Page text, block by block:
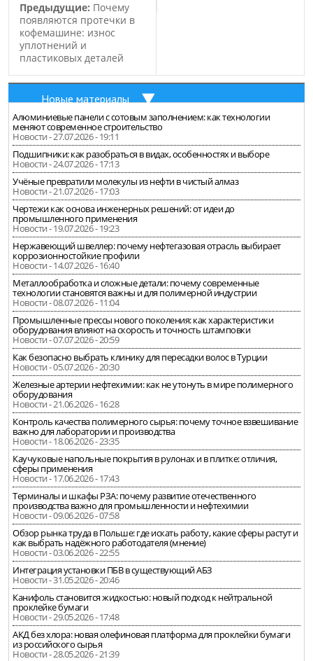
Предыдущие: Почему
появляются протечки в
кофемашине: износ
уплотнений и
пластиковых деталей
Новые материалы
Алюминиевые панели с сотовым заполнением: как технологии
меняют современное строительство
Новости - 27.07.2026 - 19:11
Подшипники: как разобраться в видах, особенностях и выборе
Новости - 24.07.2026 - 17:13
Учёные превратили молекулы из нефти в чистый алмаз
Новости - 21.07.2026 - 17:03
Чертежи как основа инженерных решений: от идеи до
промышленного применения
Новости - 19.07.2026 - 19:23
Нержавеющий швеллер: почему нефтегазовая отрасль выбирает
коррозионностойкие профили
Новости - 14.07.2026 - 16:40
Металлообработка и сложные детали: почему современные
технологии становятся важны и для полимерной индустрии
Новости - 08.07.2026 - 11:04
Промышленные прессы нового поколения: как характеристики
оборудования влияют на скорость и точность штамповки
Новости - 07.07.2026 - 20:59
Как безопасно выбрать клинику для пересадки волос в Турции
Новости - 05.07.2026 - 20:30
Железные артерии нефтехимии: как не утонуть в мире полимерного
оборудования
Новости - 21.06.2026 - 16:28
Контроль качества полимерного сырья: почему точное взвешивание
важно для лаборатории и производства
Новости - 18.06.2026 - 23:35
Каучуковые напольные покрытия в рулонах и в плитке: отличия,
сферы применения
Новости - 17.06.2026 - 17:43
Терминалы и шкафы РЗА: почему развитие отечественного
производства важно для промышленности и нефтехимии
Новости - 09.06.2026 - 07:58
Обзор рынка труда в Польше: где искать работу, какие сферы растут и
как выбрать надёжного работодателя (мнение)
Новости - 03.06.2026 - 22:55
Интеграция установки ПБВ в существующий АБЗ
Новости - 31.05.2026 - 20:46
Канифоль становится жидкостью: новый подход к нейтральной
проклейке бумаги
Новости - 29.05.2026 - 17:48
АКД без хлора: новая олефиновая платформа для проклейки бумаги
из российского сырья
Новости - 28.05.2026 - 21:39